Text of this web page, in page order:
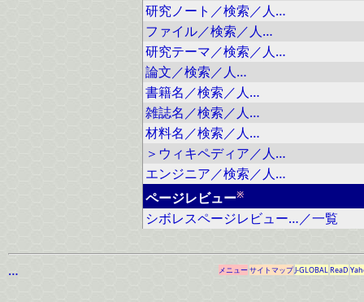
研究ノート／検索／人…
ファイル／検索／人…
研究テーマ／検索／人…
論文／検索／人…
書籍名／検索／人…
雑誌名／検索／人…
材料名／検索／人…
＞ウィキペディア／人…
エンジニア／検索／人…
ページレビュー※
シボレスページレビュー…／一覧
… メニューサイトマップJ-GLOBALReaD